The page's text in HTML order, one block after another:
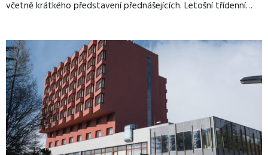
včetně krátkého představení přednášejících. Letošní třídenní…